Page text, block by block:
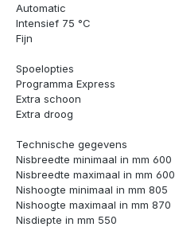
Automatic
Intensief 75 °C
Fijn
Spoelopties
Programma Express
Extra schoon
Extra droog
Technische gegevens
Nisbreedte minimaal in mm 600
Nisbreedte maximaal in mm 600
Nishoogte minimaal in mm 805
Nishoogte maximaal in mm 870
Nisdiepte in mm 550